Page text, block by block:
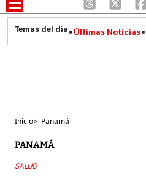
Últimas Noticias
Inicio> Panamá
PANAMÁ
SALUD